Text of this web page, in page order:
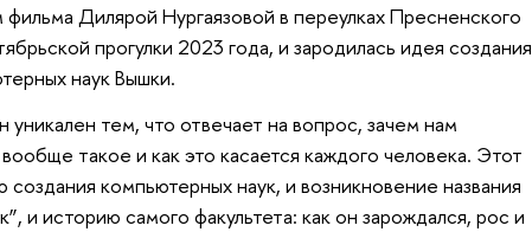
Дилярой Нургаязовой в переулках Пресненского
прогулки 2023 года, и зародилась идея создания
наук Вышки.
тем, что отвечает на вопрос, зачем нам
такое и как это касается каждого человека. Этот
создания компьютерных наук, и возникновение названия
и историю самого факультета: как он зарождался, рос и